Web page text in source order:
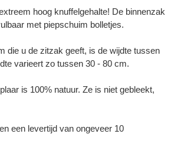
hoog knuffelgehalte! De binnenzak
met piepschuim bolletjes.
die u de zitzak geeft, is de wijdte tussen
varieert zo tussen 30 - 80 cm.
is 100% natuur. Ze is niet gebleekt,
een levertijd van ongeveer 10